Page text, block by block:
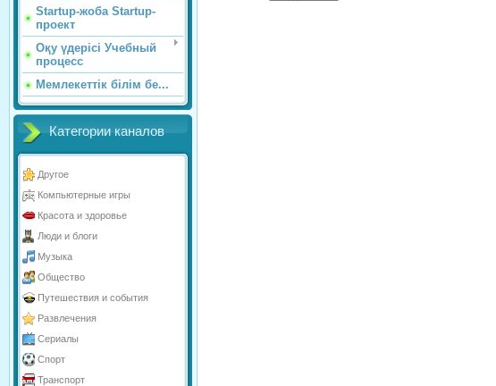
Startup-жоба Startup-
проект
Оқу үдерісі Учебный
процесс
Мемлекеттік білім бе...
Категории каналов
Другое
Компьютерные игры
Красота и здоровье
Люди и блоги
Музыка
Общество
Путешествия и события
Развлечения
Сериалы
Спорт
Транспорт